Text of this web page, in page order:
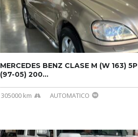
MERCEDES BENZ CLASE M (W 163) 5P
(97-05) 200...
305000 km AUTOMATICO